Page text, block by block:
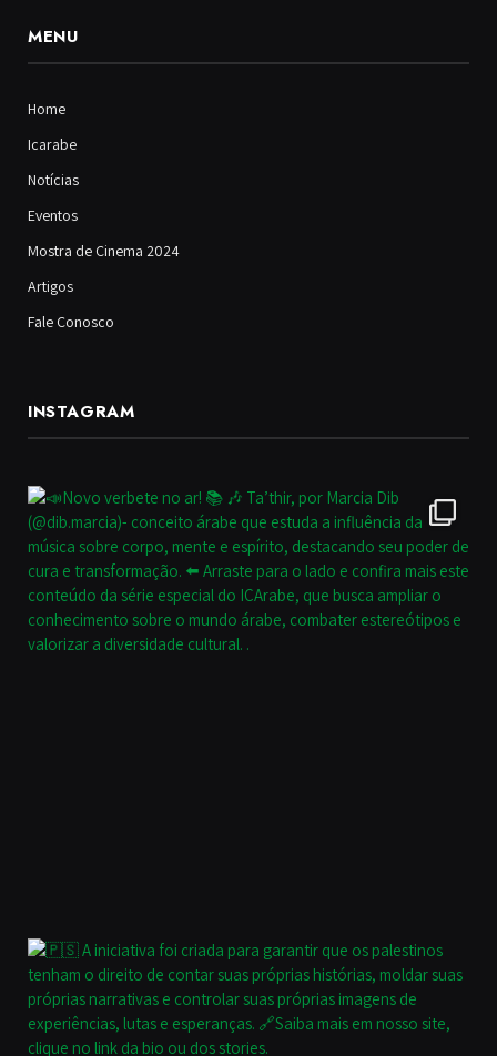
MENU
Home
Icarabe
Notícias
Eventos
Mostra de Cinema 2024
Artigos
Fale Conosco
INSTAGRAM